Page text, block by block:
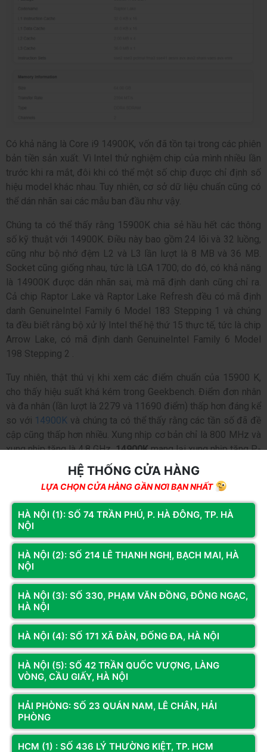
Có khả năng là Core i9 14900K, vốn đã tồn tại trong các phiên
bản tiền sản xuất. Vì Intel thử nghiệm chip của mình nhiều lần
trước khi ra mắt, đôi khi có thể một số chip được chỉ định số
hiệu model khác nhau. Tuy nhiên, cơ sở dữ liệu chuẩn cũng có
thể dán nhãn sai các mẫu ban đầu như vậy.
Chúng ta có thể thấy rằng 15900K chia sẻ hầu hết các thông
số kỹ thuật với 14900K. Điều này bao gồm 24 lõi và 32 luồng,
cũng như bộ nhớ đệm L2 và L3 lần lượt là 8 MB và 36 MB.
Socket cũng giống nhau, tức là LGA 1700; do đó, có khả năng
là 14900K được dán nhãn sai, mà mã định danh cũng chỉ ra.
Cả chip Raptor Lake và Raptor Lake Refresh đều có mã định
danh GenuineIntel Family 6 Model 183 Stepping 1 và chúng
ta đều biết rằng bộ xử lý Intel thế hệ thứ 15 thực tế, tức là chip
Arrow Lake, có mã định danh GenuineIntel Family 6 Model
198 Stepping 2 .
Tuy nhiên, thật thú vị khi xem các điểm chuẩn của 15900 K,
cho thấy hiệu suất khá kém trong Geekbench. Điểm đơn nhân
và đa nhân (lần lượt là 2279 và 11690 điểm) thấp hơn đáng kể
so với 14900K và chúng ta có thể thấy rằng các tần số đã đề
cập cũng thấp hơn nhiều. Xung nhịp cơ bản chỉ là 800 MHz và
xung nhịp tăng là 4,8 GHz.14900Kmang lại xung nhịp tăng P-
Core là 5,8 GHz và đạt gần 3.000 điểm trong các bài kiểm tra
đơn nhân và 20.000 điểm trong các bài kiểm tra đa nhân trong
Geekbench 6.
HỆ THỐNG CỬA HÀNG
LỰA CHỌN CỬA HÀNG GẦN NƠI BẠN NHẤT
HÀ NỘI (1): SỐ 74 TRẦN PHÚ, P. HÀ ĐÔNG, TP. HÀ
NỘI
HÀ NỘI (2): SỐ 214 LÊ THANH NGHỊ, BẠCH MAI, HÀ
NỘI
HÀ NỘI (3): SỐ 330, PHẠM VĂN ĐỒNG, ĐÔNG NGẠC,
HÀ NỘI
HÀ NỘI (4): SỐ 171 XÃ ĐÀN, ĐỐNG ĐA, HÀ NỘI
HÀ NỘI (5): SỐ 42 TRẦN QUỐC VƯỢNG, LÀNG
VÒNG, CẦU GIẤY, HÀ NỘI
HẢI PHÒNG: SỐ 23 QUÁN NAM, LÊ CHÂN, HẢI
PHÒNG
HCM (1) : SỐ 436 LÝ THƯỜNG KIỆT, TP. HCM